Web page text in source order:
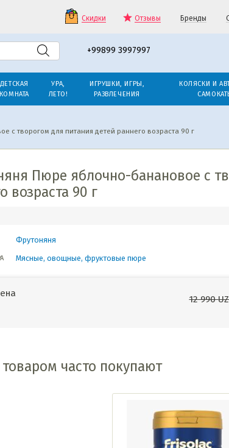
Скидки Отзывы Бренды
+99899 3997997
ДЕТСКАЯ
КОМНАТА
УРА,
ЛЕТО!
ИГРУШКИ, ИГРЫ,
РАЗВЛЕЧЕНИЯ
КОЛЯСКИ И
с творогом для питания детей раннего возраста 90 г
Пюре яблочно-банановое с
возраста 90 г
Фрутоняня
Мясные, овощные, фруктовые пюре
12 990
часто покупают